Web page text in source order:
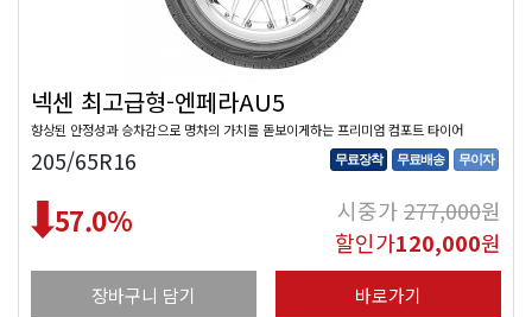
넥센 최고급형-엔페라AU5
향상된 안정성과 승차감으로 명차의 가치를 돋보이게하는 프리미엄 컴포트 타이어
205/65R16 무료장착 무료배송 무이자
57.0% 시중가277,000원
할인가120,000원
장바구니 담기 바로가기